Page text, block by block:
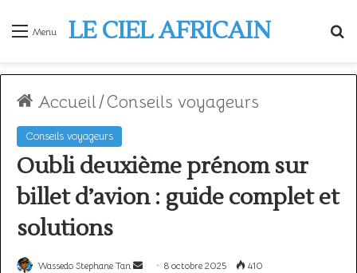
Menu LE CIEL AFRICAIN
Accueil/Conseils voyageurs
Conseils voyageurs
Oubli deuxième prénom sur
billet d’avion : guide complet et
solutions
Wassedo Stephane Tan
Envoyer8 octobre 2025 410